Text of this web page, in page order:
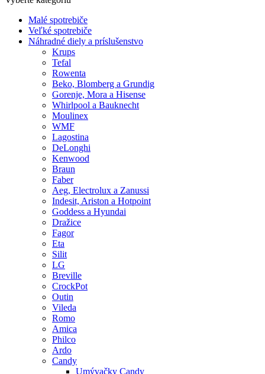
Malé spotrebiče
Veľké spotrebiče
Náhradné diely a príslušenstvo
Krups
Tefal
Rowenta
Beko, Blomberg a Grundig
Gorenje, Mora a Hisense
Whirlpool a Bauknecht
Moulinex
WMF
Lagostina
DeLonghi
Kenwood
Braun
Faber
Aeg, Electrolux a Zanussi
Indesit, Ariston a Hotpoint
Goddess a Hyundai
Dražice
Fagor
Eta
Silit
LG
Breville
CrockPot
Outin
Vileda
Romo
Amica
Philco
Ardo
Candy
Umývačky Candy